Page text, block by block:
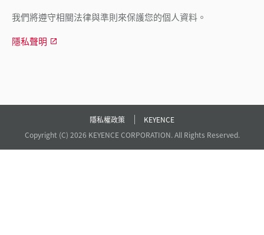
我們將遵守相關法律與準則來保護您的個人資料。
隱私聲明
隱私權政策
KEYENCE
Copyright (C) 2026 KEYENCE CORPORATION. All Rights Reserved.